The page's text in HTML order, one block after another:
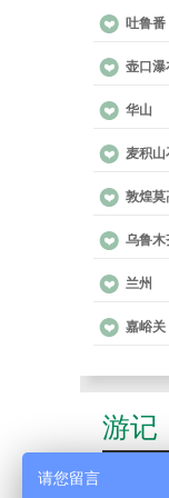
吐鲁番
壶口瀑
华山
麦积山
敦煌莫
乌鲁木
兰州
嘉峪关
游记
请您留言